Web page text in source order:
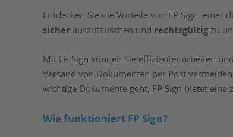
Entdecken Sie die Vorteile von FP Sign,
sicher auszutauschen und rechtsgültig zu
Mit FP Sign können Sie effizienter arbeiten
Versand von Dokumenten per Post
wichtige Dokumente geht, FP Sign bietet
Wie funktioniert FP Sign?